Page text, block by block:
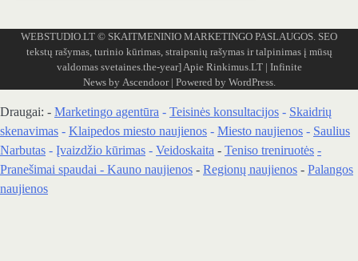
WEBSTUDIO.LT © SKAITMENINIO MARKETINGO PASLAUGOS. SEO
tekstų rašymas, turinio kūrimas, straipsnių rašymas ir talpinimas į mūsų
valdomas svetaines.the-year]Apie Rinkimus.LT| Infinite
News by Ascendoor| Powered by WordPress.
Draugai: - Marketingo agentūra - Teisinės konsultacijos - Skaidrių
skenavimas - Klaipedos miesto naujienos - Miesto naujienos - Saulius
Narbutas - Įvaizdžio kūrimas - Veidoskaita - Teniso treniruotės -
Pranešimai spaudai - Kauno naujienos - Regionų naujienos - Palangos
naujienos